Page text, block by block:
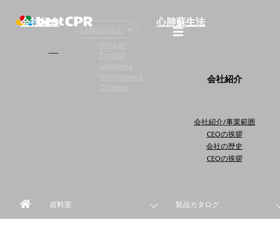
会社紹介 心肺蘇生法
LANGUAGE
会社紹介
会社紹介/事業範囲
CEOの挨拶
会社の歴史
CEOの挨拶
資料室 製品カタログ